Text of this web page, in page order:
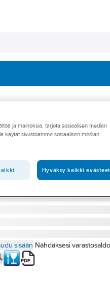
500ML CRC
612471
tuotenumero: 33344
sisään Nähdäksesi
ja mainoksia, tarjota sosiaalisen median
käytät sivustoamme sosiaalisen median,
Hyväksy kaikki evästeet